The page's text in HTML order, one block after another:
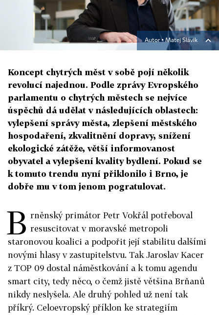
Autor ▪Matej Slávik
Koncept chytrých měst v sobě pojí několik
revolucí najednou. Podle zprávy Evropského
parlamentu o chytrých městech se nejvíce
úspěchů dá udělat v následujících oblastech:
vylepšení správy města, zlepšení městského
hospodaření, zkvalitnění dopravy, snížení
ekologické zátěže, větší informovanost
obyvatel a vylepšení kvality bydlení. Pokud se
k tomuto trendu nyní přiklonilo i Brno, je
dobře mu v tom jenom pogratulovat.
B rněnský primátor Petr Vokřál potřeboval
resuscitovat v moravské metropoli
staronovou koalici a podpořit její stabilitu dalšími
novými hlasy v zastupitelstvu. Tak Jaroslav Kacer
z TOP 09 dostal náměstkování a k tomu agendu
smart city, tedy něco, o čemž jistě většina Brňanů
nikdy neslyšela. Ale druhý pohled už není tak
příkrý. Celoevropský příklon ke strategiím